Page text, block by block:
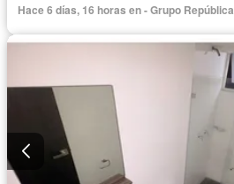
Hace 6 días, 16 horas en - Grupo República